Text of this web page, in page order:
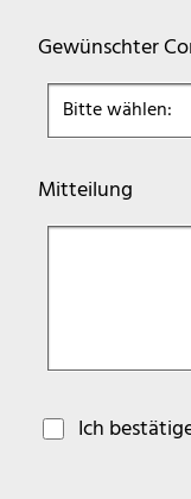
Gewünschter
Mitteilung
Ich